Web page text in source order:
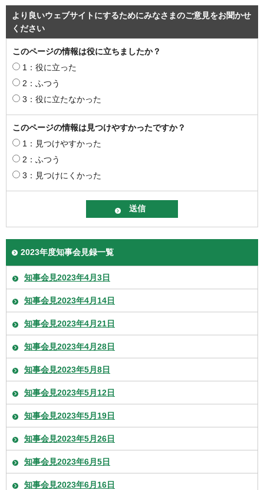
より良いウェブサイトにするためにみなさまのご意見をお聞かせ
ください
このページの情報は役に立ちましたか？
1：役に立った
2：ふつう
3：役に立たなかった
このページの情報は見つけやすかったですか？
1：見つけやすかった
2：ふつう
3：見つけにくかった
2023年度知事会見録一覧
知事会見2023年4月3日
知事会見2023年4月14日
知事会見2023年4月21日
知事会見2023年4月28日
知事会見2023年5月8日
知事会見2023年5月12日
知事会見2023年5月19日
知事会見2023年5月26日
知事会見2023年6月5日
知事会見2023年6月16日